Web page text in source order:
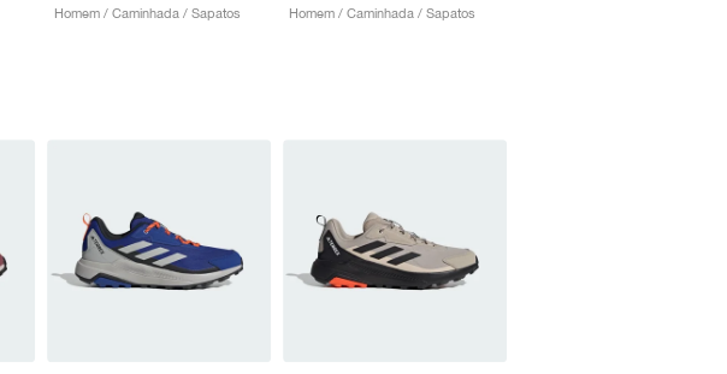
Homem / Caminhada / Sapatos
Homem / Caminhada / Sapatos